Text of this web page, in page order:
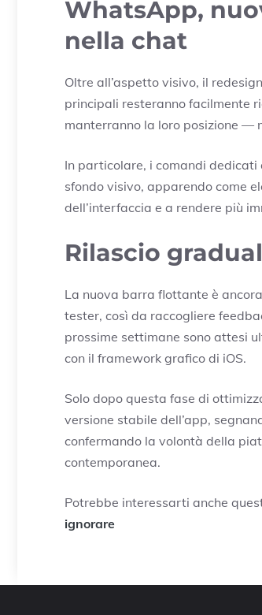
WhatsApp,
nella chat
Oltre all’aspetto visivo, il
principali resteranno facilmente
manterranno la loro posizione —
In particolare, i comandi
sfondo visivo, apparendo come
dell’interfaccia e a rendere più
Rilascio
La nuova barra flottante è
tester, così da raccogliere
prossime settimane sono attesi
con il framework grafico di iOS.
Solo dopo questa fase di
versione stabile dell’app,
confermando la volontà della
contemporanea.
Potrebbe interessarti anche
ignorare